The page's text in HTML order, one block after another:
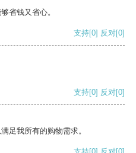
省钱又省心。
支持[0] 反对[0]
支持[0] 反对[0]
足我所有的购物需求。